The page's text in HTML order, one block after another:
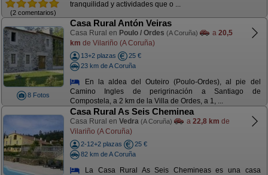
(2 comentarios)
tranquilidad y actividades que o ...
8 Fotos
Casa Rural Antón Veiras
Casa Rural en Poulo / Ordes (A Coruña) a 20,5
km de Vilariño (A Coruña)
13+2 plazas
25 €
23 km de A Coruña
En la aldea del Outeiro (Poulo-Ordes), al pie del
Camino Ingles de perigrinación a Santiago de
Compostela, a 2 km de la Villa de Ordes, a 1, ...
Casa Rural As Seis Cheminea
Casa Rural en Vedra (A Coruña) a 22,8 km de
Vilariño (A Coruña)
2-12+2 plazas
25 €
82 km de A Coruña
La Casa Rural As Seis Chemineas es una casa